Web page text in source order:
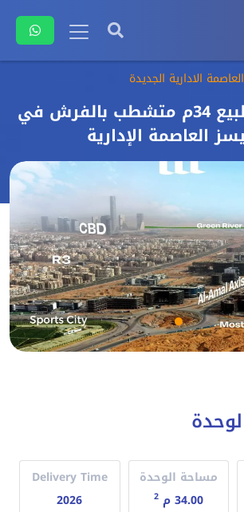
العاصمة الادارية الجديدة
مكتب اداري للبيع 34م متشطب بالفرش في
العاصمة الإدارية
مساحة الوحدة
34.00 م
2
Delivery Time
2026